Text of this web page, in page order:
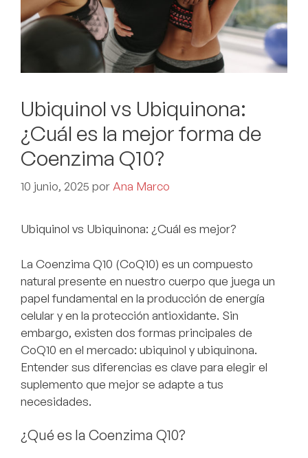
Ubiquinol vs Ubiquinona:
¿Cuál es la mejor forma de
Coenzima Q10?
10 junio, 2025 porAna Marco
Ubiquinol vs Ubiquinona: ¿Cuál es mejor?
La Coenzima Q10 (CoQ10) es un compuesto
natural presente en nuestro cuerpo que juega un
papel fundamental en la producción de energía
celular y en la protección antioxidante. Sin
embargo, existen dos formas principales de
CoQ10 en el mercado: ubiquinol yubiquinona.
Entender sus diferencias es clave para elegir el
suplemento que mejor se adapte a tus
necesidades.
¿Qué es la Coenzima Q10?